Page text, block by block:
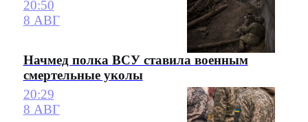
20:50
8 АВГ
Начмед полка ВСУ ставила военным
смертельные уколы
20:29
8 АВГ